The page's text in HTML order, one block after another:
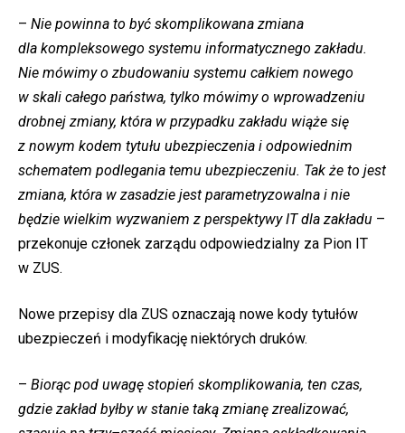
– Nie powinna to być skomplikowana zmiana
dla kompleksowego systemu informatycznego zakładu.
Nie mówimy o zbudowaniu systemu całkiem nowego
w skali całego państwa, tylko mówimy o wprowadzeniu
drobnej zmiany, która w przypadku zakładu wiąże się
z nowym kodem tytułu ubezpieczenia i odpowiednim
schematem podlegania temu ubezpieczeniu. Tak że to jest
zmiana, która w zasadzie jest parametryzowalna i nie
będzie wielkim wyzwaniem z perspektywy IT dla zakładu –
przekonuje członek zarządu odpowiedzialny za Pion IT
w ZUS.
Nowe przepisy dla ZUS oznaczają nowe kody tytułów
ubezpieczeń i modyfikację niektórych druków.
– Biorąc pod uwagę stopień skomplikowania, ten czas,
gdzie zakład byłby w stanie taką zmianę zrealizować,